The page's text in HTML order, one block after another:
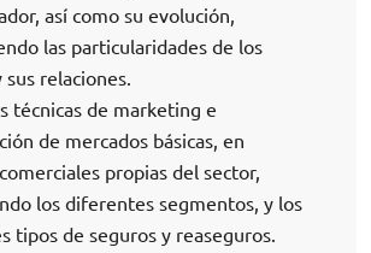
así como su evolución,
las particularidades de los
sus relaciones.
técnicas de marketing e
de mercados básicas, en
propias del sector,
los diferentes segmentos, y los
tipos de seguros y reaseguros.